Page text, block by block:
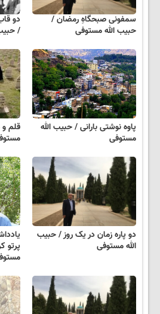
سمفونی صبحگاهِ رمضان /
حبیب الله مستوفی
دو
/
پاوه نوشتی بارانی / حبیب الله
مستوفی
قلم
دو پاره زمان در یک روز / حبیب
الله مستوفی
پرتو